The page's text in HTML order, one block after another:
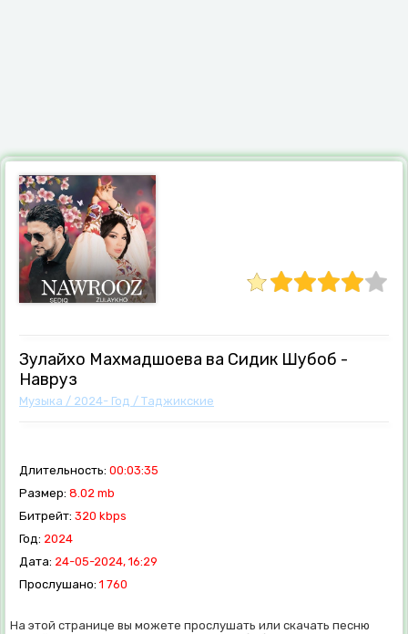
Зулайхо Махмадшоева ва Сидик Шубоб -
Навруз
Музыка / 2024- Год / Таджикские
Длительность: 00:03:35
Размер: 8.02 mb
Битрейт: 320 kbps
Год: 2024
Дата: 24-05-2024, 16:29
Прослушано: 1 760
На этой странице вы можете прослушать или скачать песню